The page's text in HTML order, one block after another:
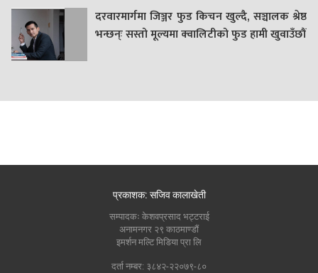
दरवारमार्गमा जिञ्जर फुड किचन खुल्दै, सञ्चालक श्रेष्ठ
भन्छन्ः सस्तो मूल्यमा क्वालिटीको फुड हामी खुवाउँछौं
प्रकाशक: सजिव कालाखेती
सम्पादकः केशवप्रसाद भट्टराई
अनामनगर २९ काठमाण्डौं
इमर्शन मल्टि मिडिया प्रा लि
दर्ता नम्बर: ३८४२-२२०७९-८०